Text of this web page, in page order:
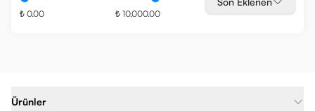
₺ 0.00 ₺ 10,000.00
Ürünler